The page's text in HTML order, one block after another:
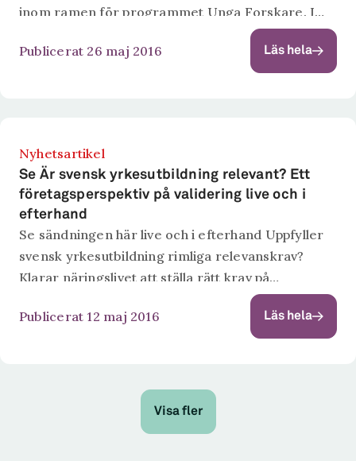
inom ramen för programmet Unga Forskare. I
sex veckor under perioden juni till augusti arbetar
de tillsammans med seniora forskare i något...
Publicerat 26 maj 2016 Läs hela
Nyhetsartikel
Se Är svensk yrkesutbildning relevant? Ett
företagsperspektiv på validering live och i
efterhand
Se sändningen här live och i efterhand Uppfyller
svensk yrkesutbildning rimliga relevanskrav?
Klarar näringslivet att ställa rätt krav på
utbildningarna? Hur kan man validera generiska
kompetenser? Är SeQF:en en möjlig
utgångspunkt för ett gemensamt system?...
Publicerat 12 maj 2016 Läs hela
Visa fler